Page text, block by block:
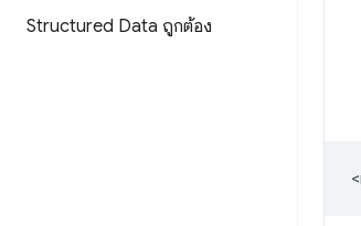
Structured Data ถูกต้อง